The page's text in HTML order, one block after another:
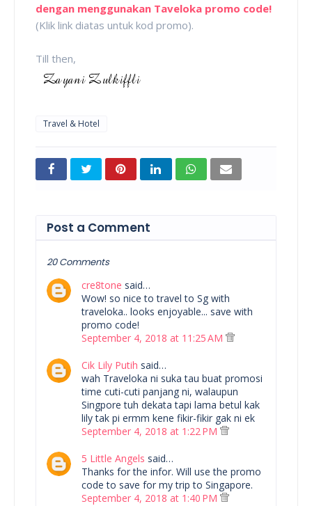
dengan menggunakan Taveloka promo code!
(Klik link diatas untuk kod promo).
Till then,
Travel & Hotel
Post a Comment
20 Comments
cre8tone said…
Wow! so nice to travel to Sg with
traveloka.. looks enjoyable... save with
promo code!
September 4, 2018 at 11:25 AM
Cik Lily Putih said…
wah Traveloka ni suka tau buat promosi
time cuti-cuti panjang ni, walaupun
Singpore tuh dekata tapi lama betul kak
lily tak pi ermm kene fikir-fikir gak ni ek
September 4, 2018 at 1:22 PM
5 Little Angels said…
Thanks for the infor. Will use the promo
code to save for my trip to Singapore.
September 4, 2018 at 1:40 PM